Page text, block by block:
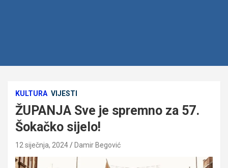
KULTURA VIJESTI
ŽUPANJA Sve je spremno za 57.
Šokačko sijelo!
12 siječnja, 2024 Damir Begović